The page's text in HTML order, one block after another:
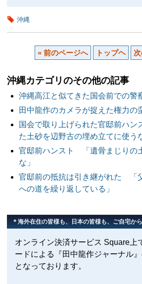
沖縄
« 前のページへ トップヘ
沖縄カテゴリのその他の記事
沖縄高江と似てきた国会前での警
田中龍作のカメラが捉えた権力の
国会で取り上げられた官邸前ハン
た土砂を辺野古の埋め立てに使う
官邸前ハンスト 「遺骨まじりの
な」
官邸前の抵抗は引き継がれた 「
への道を繰り返している」
＊海外在住の皆様も、日本の皆様も、ご自宅か
オンライン決済サービス Square上
ードによる『田中龍作ジャーナル
となっております。